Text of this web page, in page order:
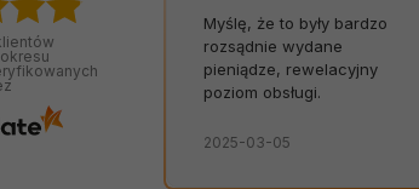
Myślę, że to były bardzo
rozsądnie wydane
pieniądze, rewelacyjny
poziom obsługi.
2025-03-05